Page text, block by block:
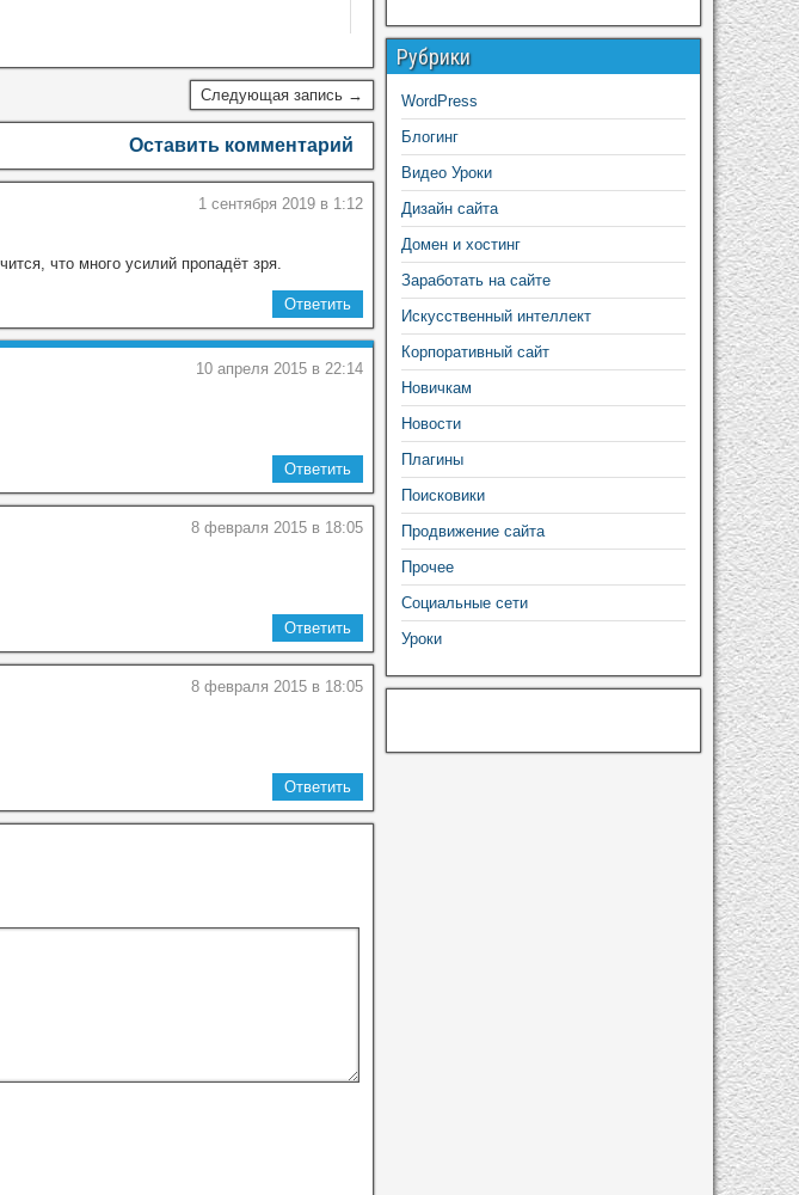
Следующая запись →
Оставить комментарий
1 сентября 2019 в 1:12
что много усилий пропадёт зря.
Ответить
10 апреля 2015 в 22:14
Ответить
8 февраля 2015 в 18:05
Ответить
8 февраля 2015 в 18:05
Ответить
Рубрики
WordPress
Блогинг
Видео Уроки
Дизайн сайта
Домен и хостинг
Заработать на сайте
Искусственный интеллект
Корпоративный сайт
Новичкам
Новости
Плагины
Поисковики
Продвижение сайта
Прочее
Социальные сети
Уроки